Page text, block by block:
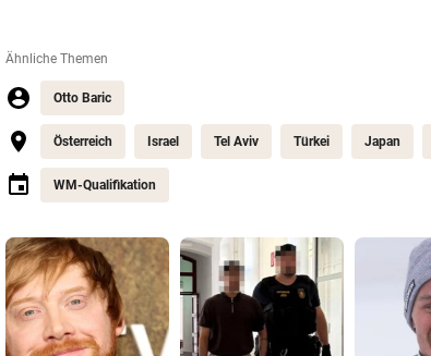
Ähnliche Themen
Otto Baric
Österreich Israel Tel Aviv Türkei Japan
WM-Qualifikation